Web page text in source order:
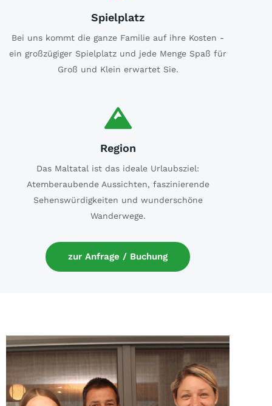
Spielplatz
Bei uns kommt die ganze Familie auf ihre Kosten -
ein großzügiger Spielplatz und jede Menge Spaß für
Groß und Klein erwartet Sie.
Region
Das Maltatal ist das ideale Urlaubsziel:
Atemberaubende Aussichten, faszinierende
Sehenswürdigkeiten und wunderschöne
Wanderwege.
zur Anfrage / Buchung